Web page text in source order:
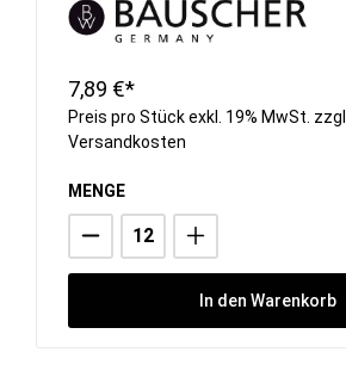
7,89 €*
Preis pro Stück exkl. 19% MwSt. zzgl.
Versandkosten
MENGE
In den Warenkorb